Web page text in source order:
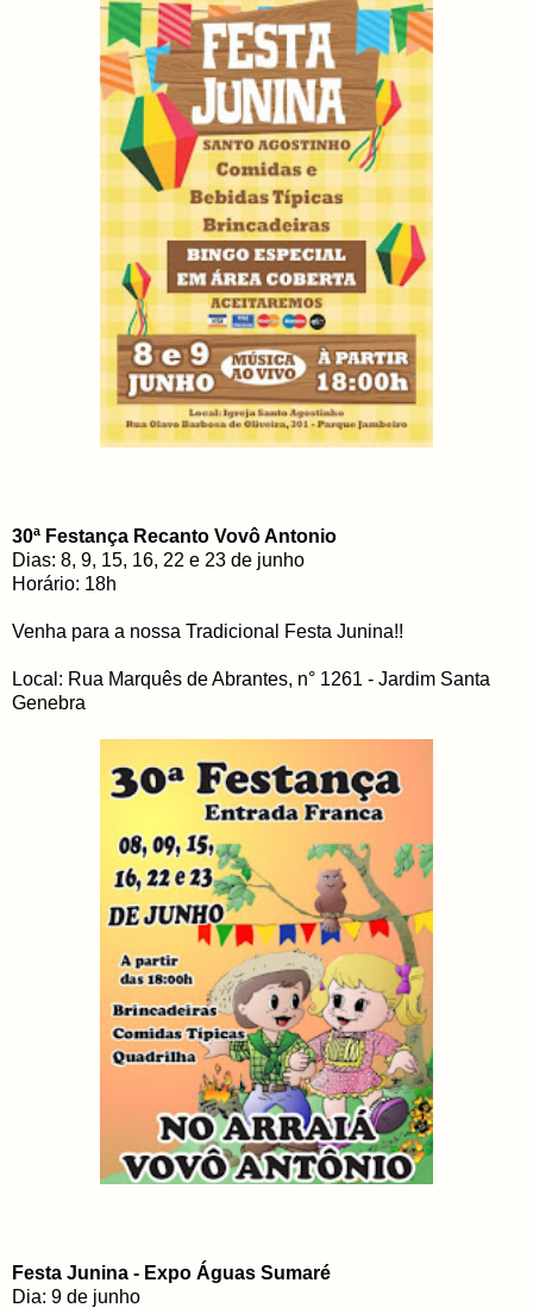
30ª Festança Recanto Vovô Antonio
Dias: 8, 9, 15, 16, 22 e 23 de junho
Horário: 18h
Venha para a nossa Tradicional Festa Junina!!
Local: Rua Marquês de Abrantes, n° 1261 - Jardim Santa
Genebra
Festa Junina - Expo Águas Sumaré
Dia: 9 de junho